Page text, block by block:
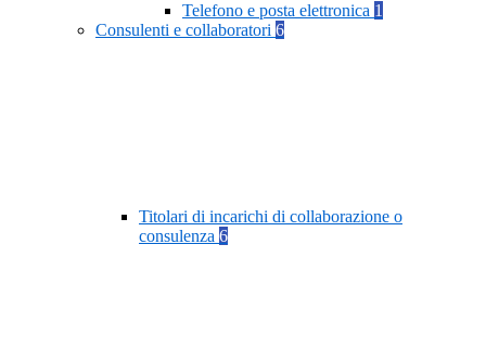
Telefono e posta elettronica 1
Consulenti e collaboratori 6
Titolari di incarichi di collaborazione o
consulenza 6